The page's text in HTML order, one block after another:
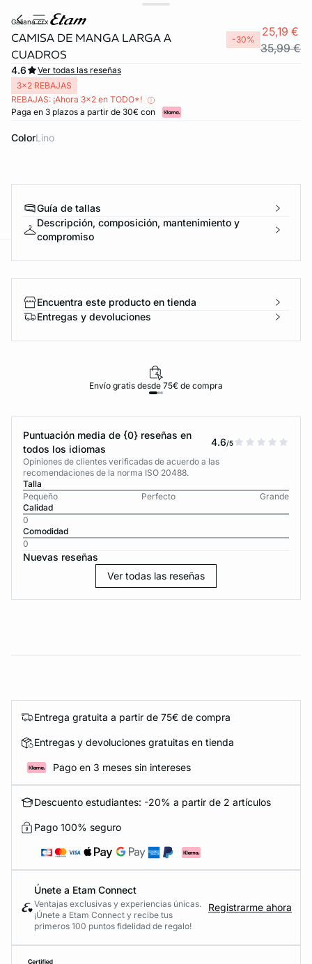
galiana crx
CAMISA DE MANGA LARGA A
CUADROS
-30%
25,19 €
35,99 €
4.6
Ver todas las reseñas
3x2 REBAJAS
REBAJAS: ¡Ahora 3x2 en TODO*!
Paga en 3 plazos a partir de 30€ con
Color lino
Guía de tallas
Descripción, composición, mantenimiento y
compromiso
Encuentra este producto en tienda
Entregas y devoluciones
Envío gratis desde 75€ de compra
Puntuación media de {0} reseñas en
todos los idiomas
4.6/5
Opiniones de clientes verificadas de acuerdo a las
recomendaciones de la norma ISO 20488.
Talla
Pequeño
Perfecto
Grande
Calidad
0
Comodidad
0
Nuevas reseñas
Ver todas las reseñas
Entrega gratuita a partir de 75€ de compra
Entregas y devoluciones gratuitas en tienda
Pago en 3 meses sin intereses
Descuento estudiantes: -20% a partir de 2 artículos
Pago 100% seguro
Únete a Etam Connect
Ventajas exclusivas y experiencias únicas.
¡Únete a Etam Connect y recibe tus
primeros 100 puntos fidelidad de regalo!
Registrarme ahora